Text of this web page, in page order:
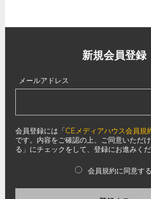
新規会員登録
メールアドレス
会員登録には「CEメディアハウス会員規
です。内容をご確認の上、ご同意いただ
る」にチェックをして、登録にお進みくだ
会員規約に同意する